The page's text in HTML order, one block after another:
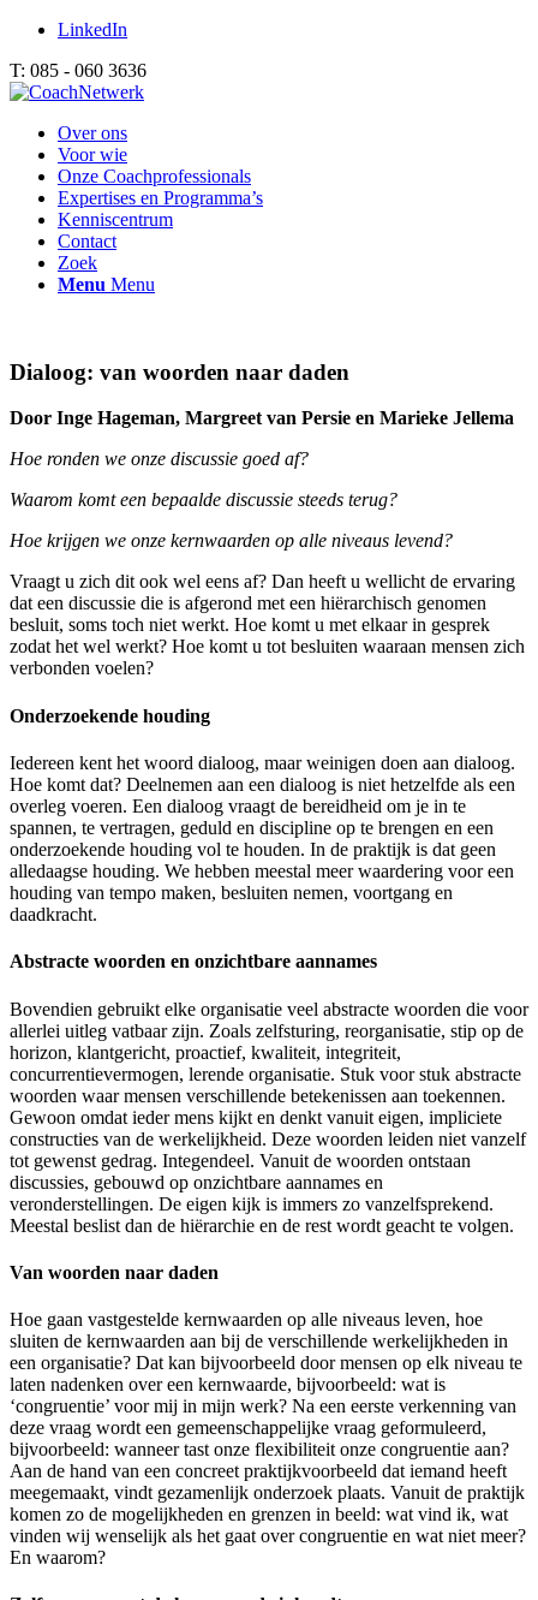
LinkedIn
T: 085 - 060 3636
Over ons
Voor wie
Onze Coachprofessionals
Expertises en Programma’s
Kenniscentrum
Contact
Zoek
Menu Menu
Dialoog: van woorden naar daden
Door Inge Hageman, Margreet van Persie en Marieke Jellema
Hoe ronden we onze discussie goed af?
Waarom komt een bepaalde discussie steeds terug?
Hoe krijgen we onze kernwaarden op alle niveaus levend?
Vraagt u zich dit ook wel eens af? Dan heeft u wellicht de ervaring
dat een discussie die is afgerond met een hiërarchisch genomen
besluit, soms toch niet werkt. Hoe komt u met elkaar in gesprek
zodat het wel werkt? Hoe komt u tot besluiten waaraan mensen zich
verbonden voelen?
Onderzoekende houding
Iedereen kent het woord dialoog, maar weinigen doen aan dialoog.
Hoe komt dat? Deelnemen aan een dialoog is niet hetzelfde als een
overleg voeren. Een dialoog vraagt de bereidheid om je in te
spannen, te vertragen, geduld en discipline op te brengen en een
onderzoekende houding vol te houden. In de praktijk is dat geen
alledaagse houding. We hebben meestal meer waardering voor een
houding van tempo maken, besluiten nemen, voortgang en
daadkracht.
Abstracte woorden en onzichtbare aannames
Bovendien gebruikt elke organisatie veel abstracte woorden die voor
allerlei uitleg vatbaar zijn. Zoals zelfsturing, reorganisatie, stip op de
horizon, klantgericht, proactief, kwaliteit, integriteit,
concurrentievermogen, lerende organisatie. Stuk voor stuk abstracte
woorden waar mensen verschillende betekenissen aan toekennen.
Gewoon omdat ieder mens kijkt en denkt vanuit eigen, impliciete
constructies van de werkelijkheid. Deze woorden leiden niet vanzelf
tot gewenst gedrag. Integendeel. Vanuit de woorden ontstaan
discussies, gebouwd op onzichtbare aannames en
veronderstellingen. De eigen kijk is immers zo vanzelfsprekend.
Meestal beslist dan de hiërarchie en de rest wordt geacht te volgen.
Van woorden naar daden
Hoe gaan vastgestelde kernwaarden op alle niveaus leven, hoe
sluiten de kernwaarden aan bij de verschillende werkelijkheden in
een organisatie? Dat kan bijvoorbeeld door mensen op elk niveau te
laten nadenken over een kernwaarde, bijvoorbeeld: wat is
‘congruentie’ voor mij in mijn werk? Na een eerste verkenning van
deze vraag wordt een gemeenschappelijke vraag geformuleerd,
bijvoorbeeld: wanneer tast onze flexibiliteit onze congruentie aan?
Aan de hand van een concreet praktijkvoorbeeld dat iemand heeft
meegemaakt, vindt gezamenlijk onderzoek plaats. Vanuit de praktijk
komen zo de mogelijkheden en grenzen in beeld: wat vind ik, wat
vinden wij wenselijk als het gaat over congruentie en wat niet meer?
En waarom?